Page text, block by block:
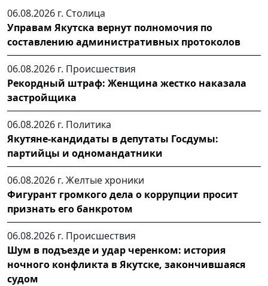
06.08.2026 г. Столица
Управам Якутска вернут полномочия по
составлению административных протоколов
06.08.2026 г. Происшествия
Рекордный штраф: Женщина жестко наказала
застройщика
06.08.2026 г. Политика
Якутяне-кандидаты в депутаты Госдумы:
партийцы и одномандатники
06.08.2026 г. Желтые хроники
Фигурант громкого дела о коррупции просит
признать его банкротом
06.08.2026 г. Происшествия
Шум в подъезде и удар черенком: история
ночного конфликта в Якутске, закончившаяся
судом